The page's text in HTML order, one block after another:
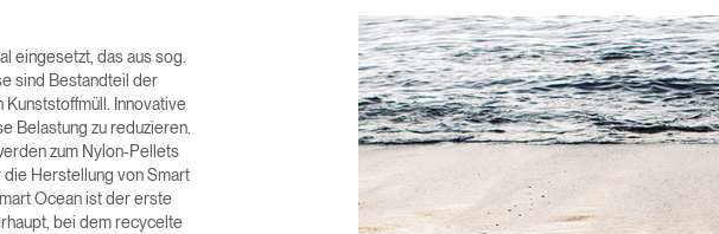
eingesetzt, das aus sog.
sind Bestandteil der
Innovative
Belastung zu reduzieren.
zum Nylon-Pellets
Herstellung von Smart
Ocean ist der erste
bei dem recycelte